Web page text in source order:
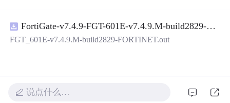
目源码、Logo、官方截图、论文、生产日志或其他受限素
材。适合前端开发、AI应用工程、测试审计和课程实践。
README、运行说明、功能清单、MIT License及原创与授
权声明。解压后进入project目录，执行npm test验证算法，
FortiGate-v7.4.9-FGT-601E-v7.4.9.M-build2829-FORTINET.out
FGT_601E-v7.4.9.M-build2829-FORTINET.out
说点什么…